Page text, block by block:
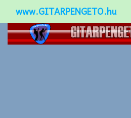
www.GITARPENGETO.hu
Népszerű-